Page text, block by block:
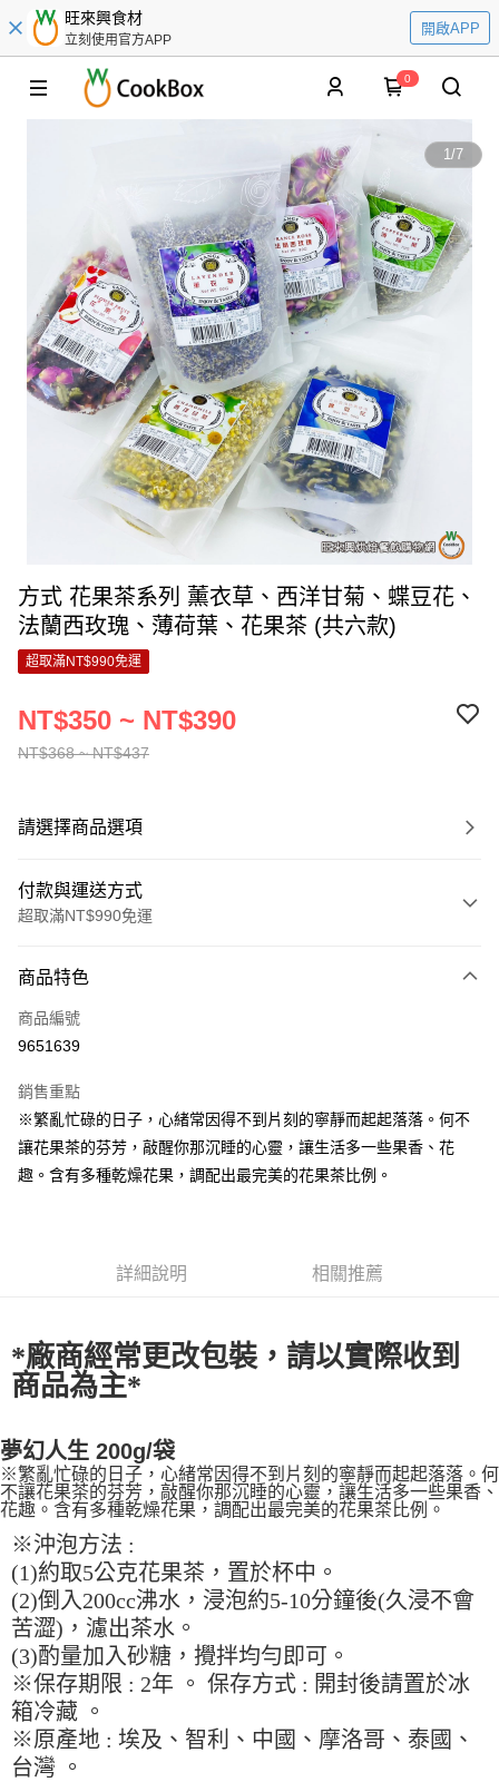
旺來興食材
立刻使用官方APP
開啟APP
0
1/7
方式 花果茶系列 薰衣草、西洋甘菊、蝶豆花、
法蘭西玫瑰、薄荷葉、花果茶 (共六款)
超取滿NT$990免運
NT$368 ~ NT$437
NT$350 ~ NT$390
請選擇商品選項
付款與運送方式
超取滿NT$990免運
信用卡一次付款
超商取貨付款
Apple Pay
街口支付
AFTEE先享後付
AFTEE先享後付是「在收到商品之後才付款」的支付方式。 讓您購物簡單
便利好安心！
１．簡單：不需註冊會員、不需綁卡、不需儲值。
【「AFTEE先享後付」結帳流程】
１．於結帳方式選擇「AFTEE先享後付」後，將跳轉至「AFTEE先享後付」
結帳頁面，進行簡訊認證並確認金額後，即可完成結帳。
２．訂單成立數日內，您將收到繳費通知簡訊。
３．收到繳費通知簡訊後14天內，點擊此簡訊中的連結，可透過四大超商／
ATM／網路銀行／等多元方式進行付款，方視為交易完成。
※ 請注意：結帳手續完成當下不需立刻繳費，但若您需要取消訂單，請聯絡
購買商品的店家。未經商家同意取消之訂單仍視為有效，需透過AFTEE先享
後付繳納相關費用。
※ 交易是否成功請以「AFTEE先享後付 」之結帳頁面顯示為準，若有關於
是否繳費成功／繳費後需取消欲退款等相關疑問，請聯繫「AFTEE先享後付
客戶支援中心」https://netprotections.freshdesk.com/support/home
【注意事項】
１．透過由恩沛科技股份有限公司提供之「AFTEE先享後付」服務完成之交
易，需依本服務之必要範圍內提供個人資料，並將交易相關給付款項請求債
ATM付款
運送方式
全家取貨付款-重量限制含紙箱10kg，請控制商品重量在9~9.5
kg
每筆NT$90，滿NT$990(含以上)免運費
付款後全家取貨-重量限制含紙箱10kg，請控制商品重量在9~
9.5kg
每筆NT$90，滿NT$990(含以上)免運費
7-11取貨付款-重量限制含紙箱10kg，請控制商品重量在9~9.5
kg
每筆NT$90，滿NT$990(含以上)免運費
付款後7-11取貨-重量限制含紙箱10kg，請控制商品重量在9~
9.5kg
商品特色
商品編號
9651639
銷售重點
※繁亂忙碌的日子，心緒常因得不到片刻的寧靜而起起落落。何不
讓花果茶的芬芳，敲醒你那沉睡的心靈，讓生活多一些果香、花
趣。含有多種乾燥花果，調配出最完美的花果茶比例。
詳細說明 相關推薦
*廠商經常更改包裝，請以實際收到
商品為主*
夢幻人生 200g/袋
※繁亂忙碌的日子，心緒常因得不到片刻的寧靜而起起落落。何
不讓花果茶的芬芳，敲醒你那沉睡的心靈，讓生活多一些果香、
花趣。含有多種乾燥花果，調配出最完美的花果茶比例。
※沖泡方法 :
(1)約取5公克花果茶，置於杯中。
(2)倒入200cc沸水，浸泡約5-10分鐘後(久浸不會
苦澀)，濾出茶水。
(3)酌量加入砂糖，攪拌均勻即可。
※保存期限 : 2年 。 保存方式 : 開封後請置於冰
箱冷藏 。
※原產地 : 埃及、智利、中國、摩洛哥、泰國、
台灣 。